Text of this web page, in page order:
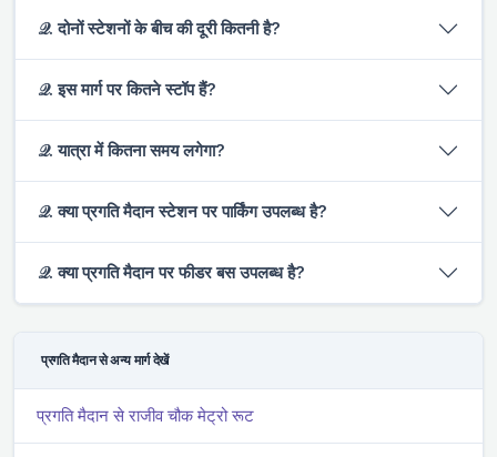
𝒬. दोनों स्टेशनों के बीच की दूरी कितनी है?
𝒬. इस मार्ग पर कितने स्टॉप हैं?
𝒬. यात्रा में कितना समय लगेगा?
𝒬. क्या प्रगति मैदान स्टेशन पर पार्किंग उपलब्ध है?
𝒬. क्या प्रगति मैदान पर फीडर बस उपलब्ध है?
प्रगति मैदान से अन्य मार्ग देखें
प्रगति मैदान से राजीव चौक मेट्रो रूट